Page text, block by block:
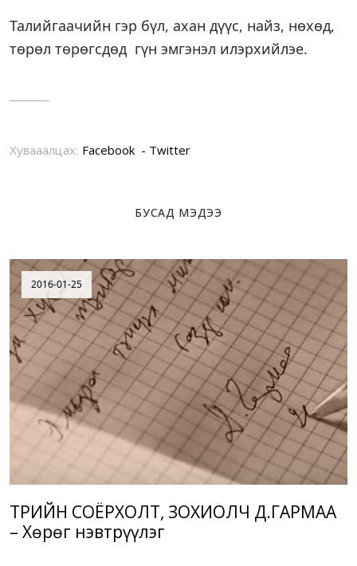
Талийгаачийн гэр бүл, ахан дүүс, найз, нөхөд,
төрөл төрөгсдөд гүн эмгэнэл илэрхийлэе.
Хувааалцах: Facebook Twitter
БУСАД МЭДЭЭ
2016-01-25
ТӨРИЙН СОЁРХОЛТ, ЗОХИОЛЧ Д.ГАРМАА
– Хөрөг нэвтрүүлэг